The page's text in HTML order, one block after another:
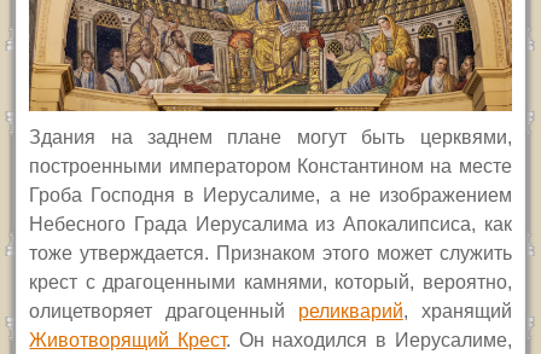
Здания на заднем плане могут быть церквями,
построенными императором Константином на месте
Гроба Господня в Иерусалиме, а не изображением
Небесного Града Иерусалима из Апокалипсиса, как
тоже утверждается. Признаком этого может служить
крест с драгоценными камнями, который, вероятно,
олицетворяет драгоценный реликварий, хранящий
Животворящий Крест. Он находился в Иерусалиме,